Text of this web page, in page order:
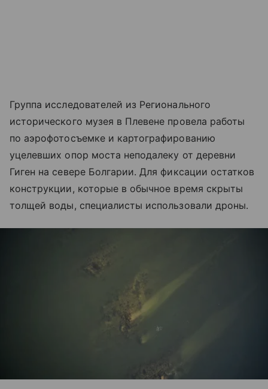
Группа исследователей из Регионального
исторического музея в Плевене провела работы
по аэрофотосъемке и картографированию
уцелевших опор моста неподалеку от деревни
Гиген на севере Болгарии. Для фиксации остатков
конструкции, которые в обычное время скрыты
толщей воды, специалисты использовали дроны.